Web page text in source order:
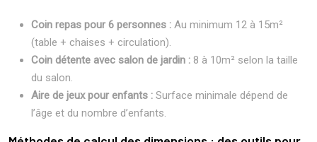
Coin repas pour 6 personnes : Au minimum 12 à 15m²
(table + chaises + circulation).
Coin détente avec salon de jardin : 8 à 10m² selon la taille
du salon.
Aire de jeux pour enfants : Surface minimale dépend de
l’âge et du nombre d’enfants.